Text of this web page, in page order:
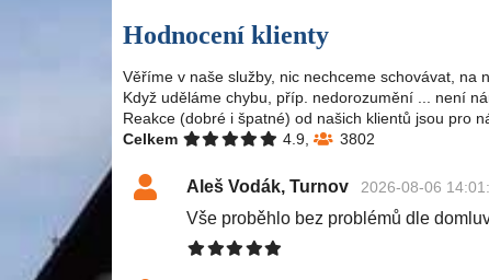
Hodnocení klienty
Věříme v naše služby, nic nechceme schovávat, na
Když uděláme chybu, příp. nedorozumění ... není
Reakce (dobré i špatné) od našich klientů jsou pro
Celkem
4.9, 3802
Aleš Vodák, Turnov 2026-08-06
Vše proběhlo bez problémů dle